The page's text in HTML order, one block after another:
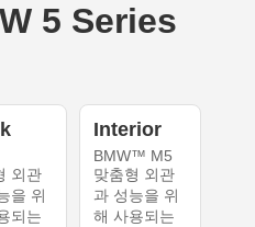
5 Series
외관
을 위
되는
Interior
BMW™ M5
맞춤형 외관
과 성능을 위
해 사용되는